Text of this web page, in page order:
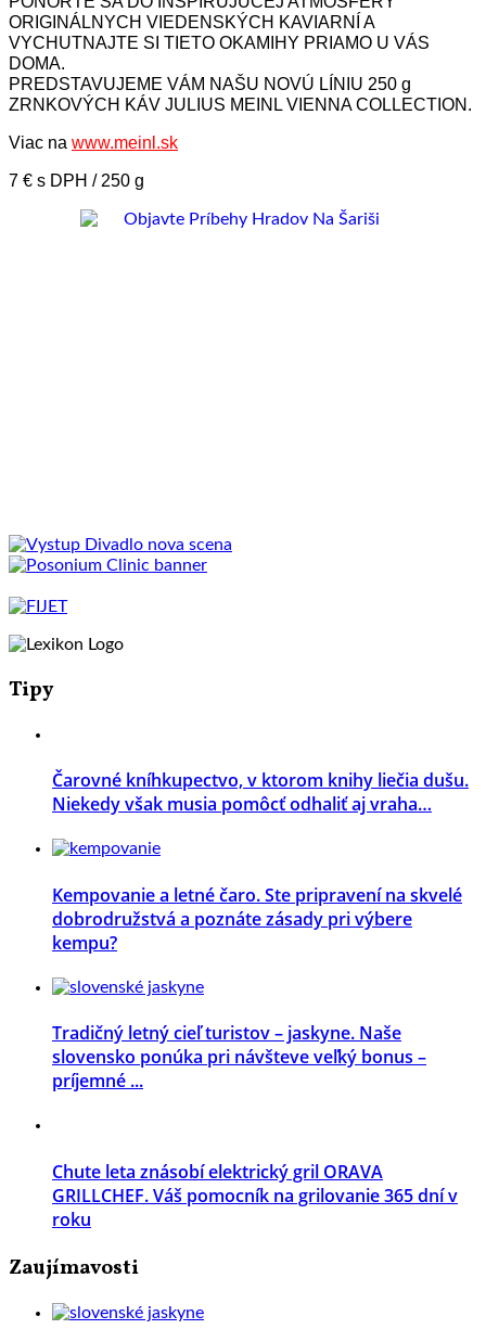
ORIGINÁLNYCH VIEDENSKÝCH KAVIARNÍ A
VYCHUTNAJTE SI TIETO OKAMIHY PRIAMO U VÁS
DOMA.
PREDSTAVUJEME VÁM NAŠU NOVÚ LÍNIU 250 g
ZRNKOVÝCH KÁV JULIUS MEINL VIENNA COLLECTION.
Viac na www.meinl.sk
7 € s DPH / 250 g
Tipy
Čarovné kníhkupectvo, v ktorom knihy liečia dušu.
Niekedy však musia pomôcť odhaliť aj vraha…
Kempovanie a letné čaro. Ste pripravení na skvelé
dobrodružstvá a poznáte zásady pri výbere
kempu?
Tradičný letný cieľ turistov – jaskyne. Naše
slovensko ponúka pri návšteve veľký bonus –
príjemné ...
Chute leta znásobí elektrický gril ORAVA
GRILLCHEF. Váš pomocník na grilovanie 365 dní v
roku
Zaujímavosti